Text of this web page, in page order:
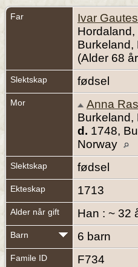
Far Ivar
Burkeland,
(Alder 68
Slektskap fødsel
Mor Anna
Burkeland,
d. 1748,
Norway
Slektskap fødsel
Ekteskap 1713
Alder når gift Han : ~ 32
Barn 6 barn
Famile ID F734